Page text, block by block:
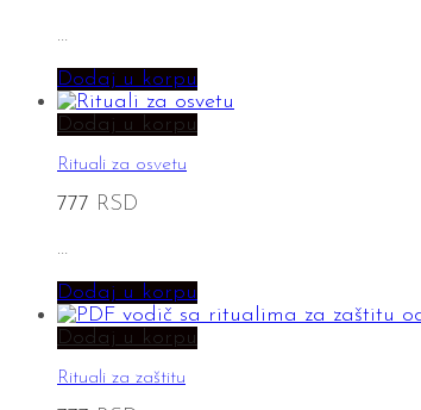
…
Dodaj u korpu
Dodaj u korpu
Rituali za osvetu
777 RSD
…
Dodaj u korpu
Dodaj u korpu
Rituali za zaštitu